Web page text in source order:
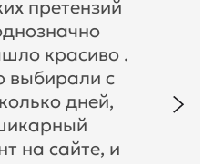
претензий
красиво .
выбирали с
дней,
на сайте, и